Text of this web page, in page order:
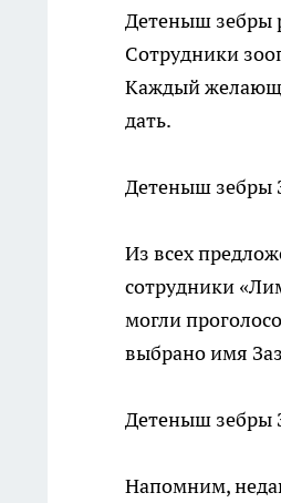
Детеныш зебры
Сотрудники
Каждый
дать.
Детеныш зебры
Из всех
сотрудники
могли
выбрано имя
Детеныш зебры
Напомним,